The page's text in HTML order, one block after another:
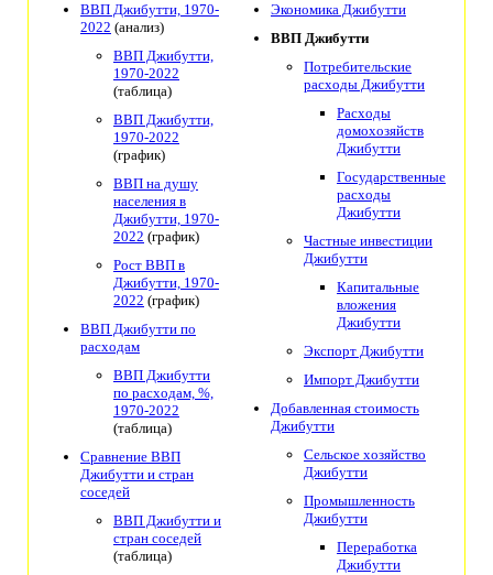
ВВП Джибутти, 1970-
2022 (анализ)
ВВП Джибутти,
1970-2022
(таблица)
ВВП Джибутти,
1970-2022
(график)
ВВП на душу
населения в
Джибутти, 1970-
2022 (график)
Рост ВВП в
Джибутти, 1970-
2022 (график)
ВВП Джибутти по
расходам
ВВП Джибутти
по расходам, %,
1970-2022
(таблица)
Сравнение ВВП
Джибутти и стран
соседей
ВВП Джибутти и
стран соседей
(таблица)
Экономика Джибутти
ВВП Джибутти
Потребительские
расходы Джибутти
Расходы
домохозяйств
Джибутти
Государственные
расходы
Джибутти
Частные инвестиции
Джибутти
Капитальные
вложения
Джибутти
Экспорт Джибутти
Импорт Джибутти
Добавленная стоимость
Джибутти
Сельское хозяйство
Джибутти
Промышленность
Джибутти
Переработка
Джибутти